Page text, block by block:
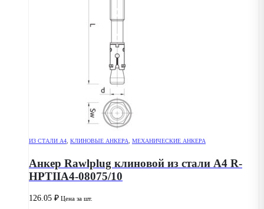
ИЗ СТАЛИ А4, КЛИНОВЫЕ АНКЕРА, МЕХАНИЧЕСКИЕ АНКЕРА
Анкер Rawlplug клиновой из стали А4 R-
HPTIIA4-08075/10
126.05 ₽ Цена за шт.